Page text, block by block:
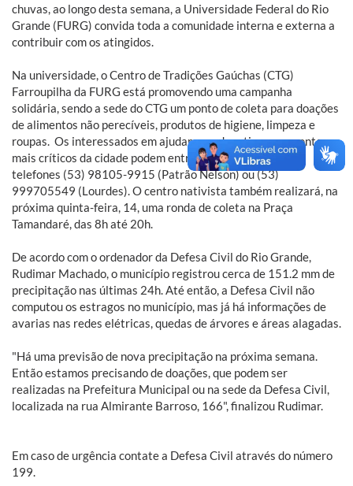
chuvas, ao longo desta semana, a Universidade Federal do Rio
Grande (FURG) convida toda a comunidade interna e externa a
contribuir com os atingidos.
Na universidade, o Centro de Tradições Gaúchas (CTG)
Farroupilha da FURG está promovendo uma campanha
solidária, sendo a sede do CTG um ponto de coleta para doações
de alimentos não perecíveis, produtos de higiene, limpeza e
roupas. Os interessados em ajudar com donativos aos pontos
mais críticos da cidade podem entrar em contato pelos
telefones (53) 98105-9915 (Patrão Nelson) ou (53)
999705549 (Lourdes). O centro nativista também realizará, na
próxima quinta-feira, 14, uma ronda de coleta na Praça
Tamandaré, das 8h até 20h.
De acordo com o ordenador da Defesa Civil do Rio Grande,
Rudimar Machado, o município registrou cerca de 151.2 mm de
precipitação nas últimas 24h. Até então, a Defesa Civil não
computou os estragos no município, mas já há informações de
avarias nas redes elétricas, quedas de árvores e áreas alagadas.
"Há uma previsão de nova precipitação na próxima semana.
Então estamos precisando de doações, que podem ser
realizadas na Prefeitura Municipal ou na sede da Defesa Civil,
localizada na rua Almirante Barroso, 166", finalizou Rudimar.
Em caso de urgência contate a Defesa Civil através do número
199.